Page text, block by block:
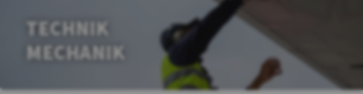
TECHNIK
MECHANIK